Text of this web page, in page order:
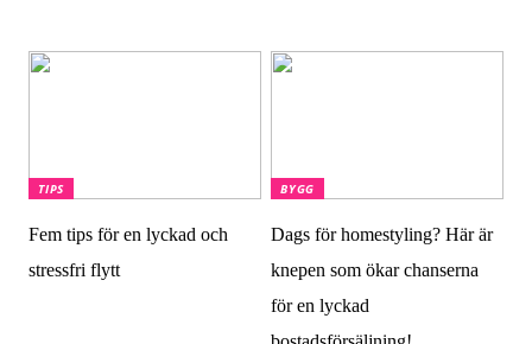
TIPS
Fem tips för en lyckad och
stressfri flytt
BYGG
Dags för homestyling? Här är
knepen som ökar chanserna
för en lyckad